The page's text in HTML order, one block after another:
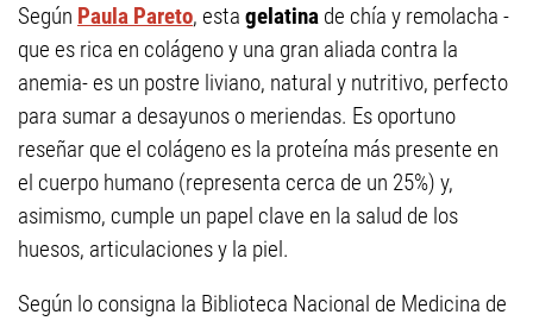
Según Paula Pareto, esta gelatina de chía y remolacha -
que es rica en colágeno y una gran aliada contra la
anemia- es un postre liviano, natural y nutritivo, perfecto
para sumar a desayunos o meriendas. Es oportuno
reseñar que el colágeno es la proteína más presente en
el cuerpo humano (representa cerca de un 25%) y,
asimismo, cumple un papel clave en la salud de los
huesos, articulaciones y la piel.
Según lo consigna la Biblioteca Nacional de Medicina de